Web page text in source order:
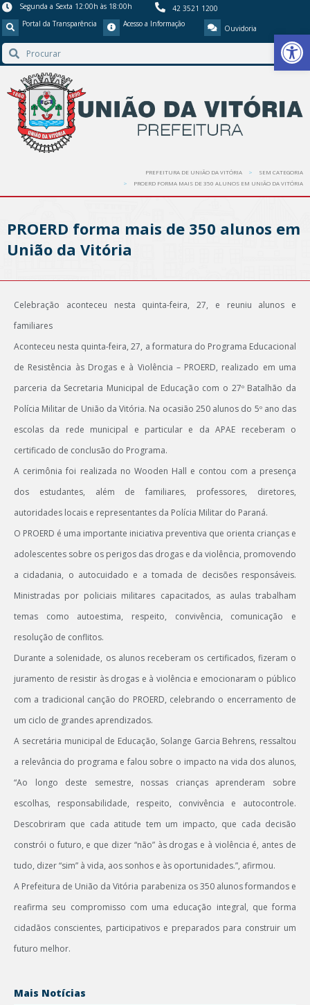
Barra de
Segunda a Sexta 12:00h às 18:00h
42 3521 1200
Portal da Transparência
Acesso a Informação Ouvidoria
PREFEITURA DE UNIÃO DA VITÓRIA
SEM CATEGORIA
PROERD FORMA MAIS DE 350 ALUNOS EM UNIÃO DA VITÓRIA
PROERD forma mais de 350 alunos em
União da Vitória
Celebração aconteceu nesta quinta-feira, 27, e reuniu alunos e
familiares
Aconteceu nesta quinta-feira, 27, a formatura do Programa Educacional
de Resistência às Drogas e à Violência – PROERD, realizado em uma
parceria da Secretaria Municipal de Educação com o 27º Batalhão da
Polícia Militar de União da Vitória. Na ocasião 250 alunos do 5º ano das
escolas da rede municipal e particular e da APAE receberam o
certificado de conclusão do Programa.
A cerimônia foi realizada no Wooden Hall e contou com a presença
dos estudantes, além de familiares, professores, diretores,
autoridades locais e representantes da Polícia Militar do Paraná.
O PROERD é uma importante iniciativa preventiva que orienta crianças e
adolescentes sobre os perigos das drogas e da violência, promovendo
a cidadania, o autocuidado e a tomada de decisões responsáveis.
Ministradas por policiais militares capacitados, as aulas trabalham
temas como autoestima, respeito, convivência, comunicação e
resolução de conflitos.
Durante a solenidade, os alunos receberam os certificados, fizeram o
juramento de resistir às drogas e à violência e emocionaram o público
com a tradicional canção do PROERD, celebrando o encerramento de
um ciclo de grandes aprendizados.
A secretária municipal de Educação, Solange Garcia Behrens, ressaltou
a relevância do programa e falou sobre o impacto na vida dos alunos,
“Ao longo deste semestre, nossas crianças aprenderam sobre
escolhas, responsabilidade, respeito, convivência e autocontrole.
Descobriram que cada atitude tem um impacto, que cada decisão
constrói o futuro, e que dizer “não” às drogas e à violência é, antes de
tudo, dizer “sim” à vida, aos sonhos e às oportunidades.”, afirmou.
A Prefeitura de União da Vitória parabeniza os 350 alunos formandos e
reafirma seu compromisso com uma educação integral, que forma
cidadãos conscientes, participativos e preparados para construir um
futuro melhor.
Mais Notícias